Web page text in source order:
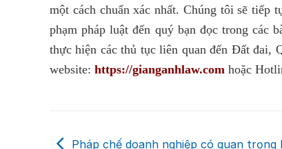
một cách chuẩn xác nhất. Chúng tôi sẽ tiếp
phạm pháp luật đến quý bạn đọc trong các
thực hiện các thủ tục liên quan đến Đất đai,
website: https://gianganhlaw.com hoặc
Pháp chế doanh nghiệp có quan trọng